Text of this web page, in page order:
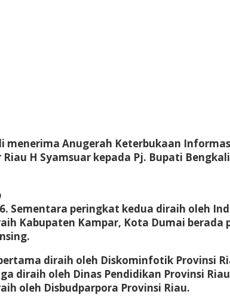
menerima Anugerah Keterbukaan
H Syamsuar kepada Pj. Bupati
peringkat kedua diraih oleh
Kabupaten Kampar, Kota Dumai berada
diraih oleh Diskominfotik Provinsi
diraih oleh Dinas Pendidikan Provinsi
oleh Disbudparpora Provinsi Riau.